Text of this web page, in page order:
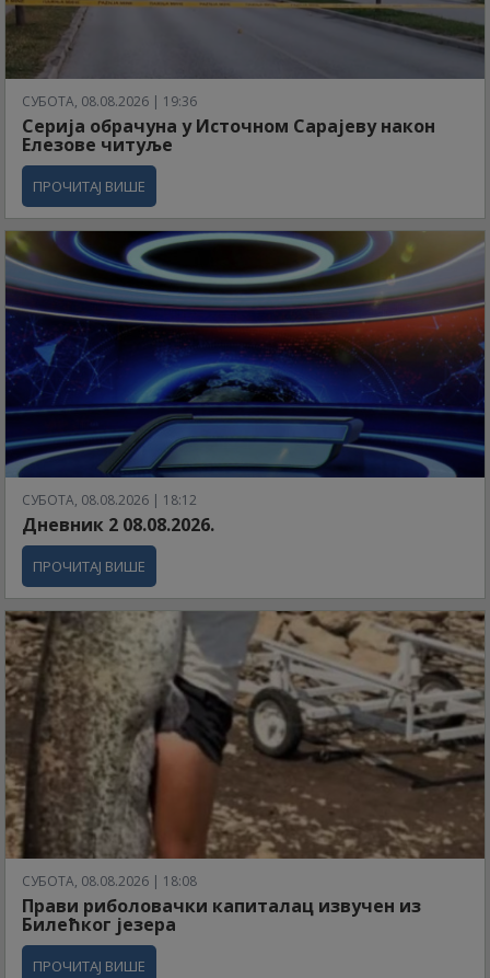
СУБОТА, 08.08.2026 | 19:36
Серија обрачуна у Источном Сарајеву након
Елезове читуље
ПРОЧИТАЈ ВИШЕ
СУБОТА, 08.08.2026 | 18:12
Дневник 2 08.08.2026.
ПРОЧИТАЈ ВИШЕ
СУБОТА, 08.08.2026 | 18:08
Прави риболовачки капиталац извучен из
Билећког језера
ПРОЧИТАЈ ВИШЕ